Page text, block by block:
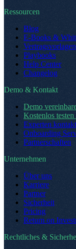
Ressourcen
Blog
E-Books &
Vertragsvorlagen
Playbooks
Help Center
Changelog
Demo & Kontakt
Demo
Kostenlos testen
Experten
Onboarding
Partnerschaften
Unternehmen
Über uns
Karriere
Partner
Sicherheit
Pricing
Return on
Rechtliches &